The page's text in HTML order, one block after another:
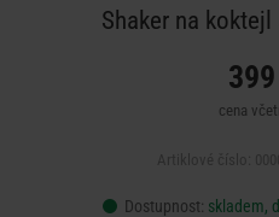
Shaker na
cena
Dostupnost: skladem,